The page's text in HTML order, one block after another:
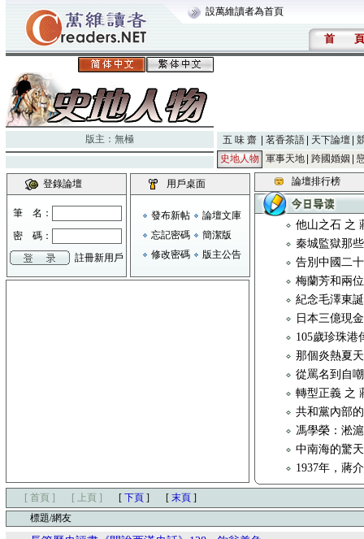
設萬維讀者為首頁
首 頁
版主： 無極 五 味 齋 茗香茶語 天下論壇
史地人物
軍事天地 跨國婚姻
登錄論壇
筆 名：
密 碼：
註冊新用戶
用戶桌面
發布新帖
論壇文庫
忘記密碼
簡潔版
修改密碼
版主公告
論壇排行榜
他山之石 之
秦城監獄那
告別中國二
梅蘭芳和兩
紀念毛澤東
日本三億現
105歲珍珠港
那個炎熱夏
從罵名到自
轉型正義 之
共和黨內部
馮學榮：淞
中南海的驚
1937年，蔣
[ 首頁 ] [ 上頁 ] [ 下頁 ] [ 末頁 ]
標題/網友